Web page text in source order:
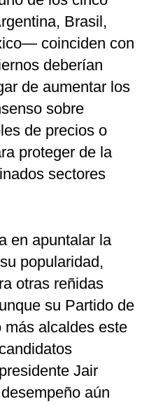
Brasil,
coinciden con
deberían
de aumentar los
sobre
de precios o
proteger de la
sectores
en apuntalar la
popularidad,
otras reñidas
su Partido de
más alcaldes este
Jair
aún